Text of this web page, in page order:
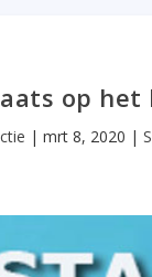
op het
|mrt 8, 2020 |